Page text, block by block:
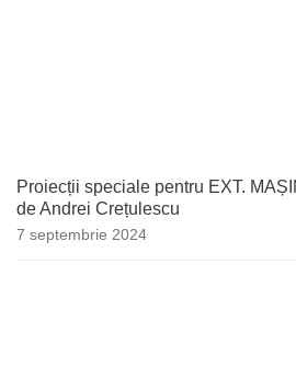
Proiecții speciale pentru EXT.
de Andrei Crețulescu
7 septembrie 2024